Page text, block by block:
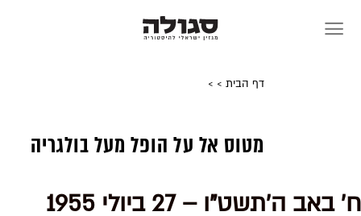
דף הבית >
>
מטוס אל על הופל מעל בולגריה
ח' באב ה'תשט"ו – 27 ביולי 1955